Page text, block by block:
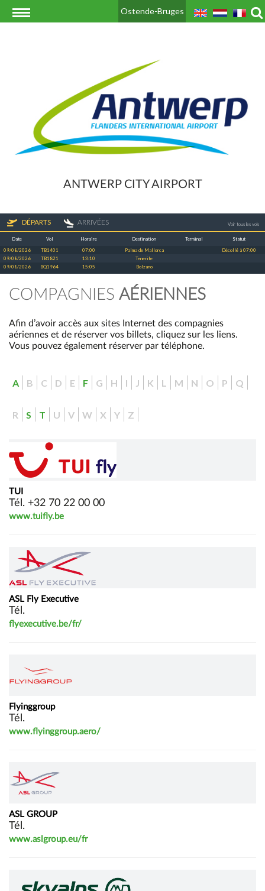
Ostende-Bruges
ANTWERP CITY AIRPORT
DÉPARTS ARRIVÉES Voir tous les vols
Date Vol Horaire Destination Terminal
Statut
09/08/2026
TB1401 07:00 Palma de Mallorca
Décollé à 07:00
09/08/2026
TB1821 13:10
Tenerife
09/08/2026
BQ1964 15:05 Bolzano
COMPAGNIES AÉRIENNES
Afin d’avoir accès aux sites Internet des compagnies
aériennes et de réserver vos billets, cliquez sur les liens.
Vous pouvez également réserver par téléphone.
A B C D E F G H I J K L M N O P Q
R S T U V W X Y Z
TUI
Tél. +32 70 22 00 00
www.tuifly.be
ASL Fly Executive
Tél.
flyexecutive.be/fr/
Flyinggroup
Tél.
www.flyinggroup.aero/
ASL GROUP
Tél.
www.aslgroup.eu/fr